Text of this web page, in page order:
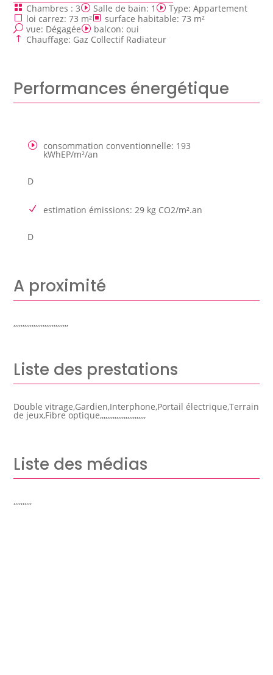
Chambres :3 Salle de bain: 1 Type:Appartement
loi carrez:73 m² surface habitable:73 m²
vue: Dégagée balcon:oui
Chauffage: Gaz Collectif Radiateur
Performances énergétique
consommation conventionnelle: 193
kWhEP/m²/an
D
estimation émissions: 29 kg CO2/m².an
D
A proximité
,,,,,,,,,,,,,,,,,,,,,,,,,,,,,,
Liste des prestations
Double vitrage,Gardien,Interphone,Portail électrique,Terrain
de jeux,Fibre optique,,,,,,,,,,,,,,,,,,,,,,,,,
Liste des médias
,,,,,,,,,,